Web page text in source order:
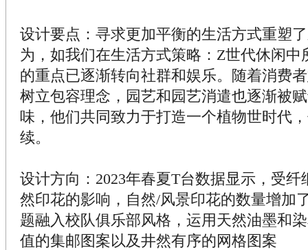
设计要点：寻求更加平衡的生活方式重塑
为，如我们在生活方式策略：Z世代休闲中
的重点已逐渐转向社群和娱乐。随着消费
树立包容理念，园艺和园艺消遣也逐渐被
味，他们共同致力于打造一个植物世时代
续。
设计方向：2023年春夏T台数据显示，受
然印花的影响，自然/风景印花的数量增加
题融入校队俱乐部风格，运用天然油墨和
值的集邮图案以及井然有序的网格图案